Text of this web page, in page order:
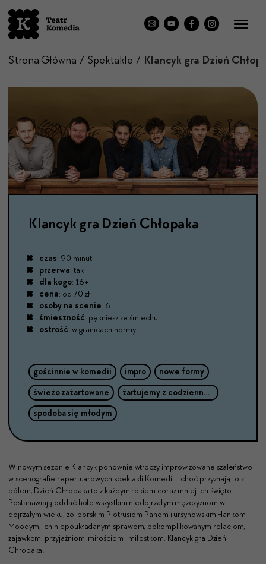
Strona Główna Spektakle Klancyk gra Dzień
Klancyk gra Dzień Chłopaka
czas: 90 minut
przerwa: tak
dla kogo: 16+
cena: od 70 zł
osoby na scenie: 6
śmieszność: pękniesz ze śmiechu
ostrość: w granicach normy
gościnnie w komedii impro
nowe formy
świeżo zażartowane
żartujemy z codzienności
spodoba się młodym
W nowym sezonie Klancyk ponownie wtłoczy improwizowane szaleństwo
w scenografie repertuarowych spektakli Komedii. I choć przyznają to z
bólem, Dzień Chłopaka to z każdym rokiem coraz mniej ich święto.
Postanawiają oddać hołd wszystkim niedojrzałym mężczyznom w
dojrzałym wieku, żoliborskim Piotrusiom Panom i ursynowskim Hankom
Moodym, ich niepoukładanym sprawom, pokomplikowanym relacjom,
zajawkom, przyjaźniom, miłościom i miłostkom. Klancyk gra Dzień
Chłopaka!